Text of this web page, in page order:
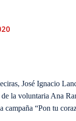
José Ignacio
la voluntaria Ana
campaña “Pon tu